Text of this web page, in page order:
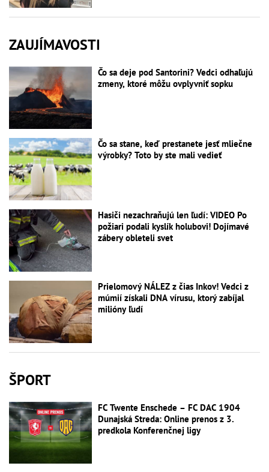
ZAUJÍMAVOSTI
Čo sa deje pod Santorini? Vedci odhaľujú
zmeny, ktoré môžu ovplyvniť sopku
Čo sa stane, keď prestanete jesť mliečne
výrobky? Toto by ste mali vedieť
Hasiči nezachraňujú len ľudí: VIDEO Po
požiari podali kyslík holubovi! Dojímavé
zábery obleteli svet
Prielomový NÁLEZ z čias Inkov! Vedci z
múmií získali DNA vírusu, ktorý zabíjal
milióny ľudí
ŠPORT
FC Twente Enschede – FC DAC 1904
Dunajská Streda: Online prenos z 3.
predkola Konferenčnej ligy